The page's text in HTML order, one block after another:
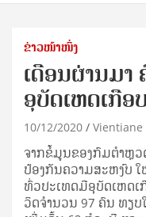
ຂ່າວໜ້າໜຶ່ງ
ເດືອນຜ່ານມາ
ອຸບັດເຫດເກືອ
10/12/2020 Vientiane
ຈາກ​ຂໍ້​ມູນ​ຂອງ​ກົມ​ຕຳ­ຫຼວ
ປ້ອງ​ກັນ​ຄວາມ​ສະ­ຫງົບ ໃ
ທົ່ວ​ປະ­ເທດ​ມີ​ອຸ­ບັດ­ເຫດ​
ວິດ​ຈຳ­ນວນ 97 ຄົນ ທຽ